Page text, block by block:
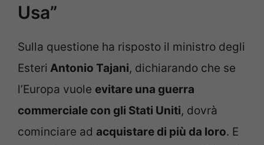
Usa”
Sulla questione ha risposto il ministro degli
Esteri Antonio Tajani, dichiarando che se
l’Europa vuole evitare una guerra
commerciale con gli Stati Uniti, dovrà
cominciare ad acquistare di più da loro. E